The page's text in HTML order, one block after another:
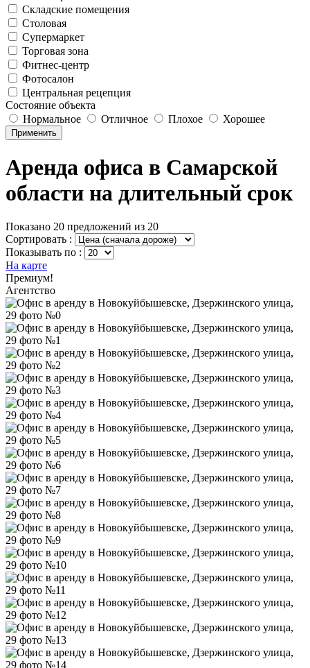
Складские помещения
Столовая
Супермаркет
Торговая зона
Фитнес-центр
Фотосалон
Центральная рецепция
Состояние объекта
Нормальное
Отличное Плохое Хорошее
Применить
Аренда офиса в Самарской
области на длительный срок
Показано 20 предложений из 20
Сортировать :
Показывать по :
На карте
Премиум!
Агентство